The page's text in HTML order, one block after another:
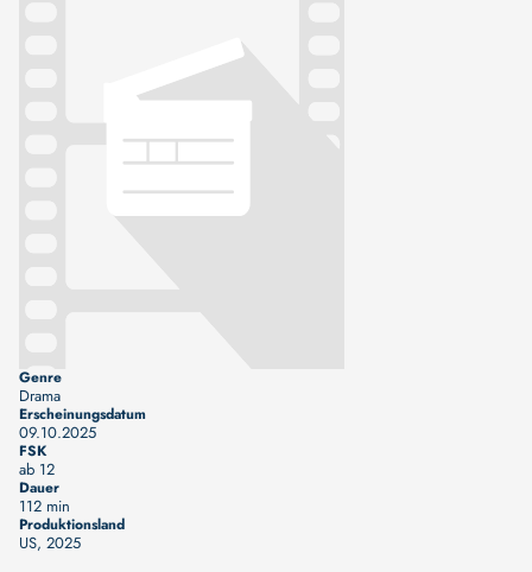
Genre
Drama
Erscheinungsdatum
09.10.2025
FSK
ab 12
Dauer
112 min
Produktionsland
US, 2025